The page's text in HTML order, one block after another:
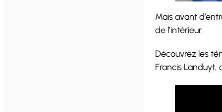
Mais avant
de l’intérieur.
Découvrez les
Francis